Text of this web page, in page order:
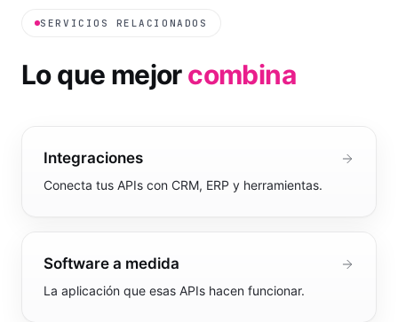
SERVICIOS RELACIONADOS
Lo que mejorcombina
Integraciones
Conecta tus APIs con CRM, ERP y herramientas.
Software a medida
La aplicación que esas APIs hacen funcionar.